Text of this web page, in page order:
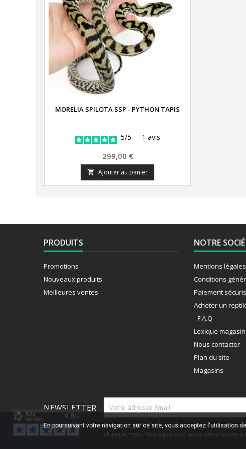
MORELIA SPILOTA SSP - PYTHON TAPIS
5/5 - 1 avis
Prix
299,00 €
 Ajouter au panier
PRODUITS
Promotions
Nouveaux produits
Meilleures ventes
NOTRE
Mentions légales
Conditions
Paiement
Acheter un
- F.A.Q
Lexique
Nous contacter
Plan du site
Magasins
NEWSLETTER
Devenez VIP !Profitez de nos offres
chaque mois. Vous pouvez vous désinscrire à
En poursuivant votre navigation sur ce site, vous acceptez l'utilisation